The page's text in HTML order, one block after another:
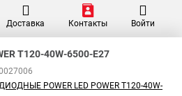
Доставка Контакты Войти
T120-40W-6500-E27
POWER LED POWER T120-40W-